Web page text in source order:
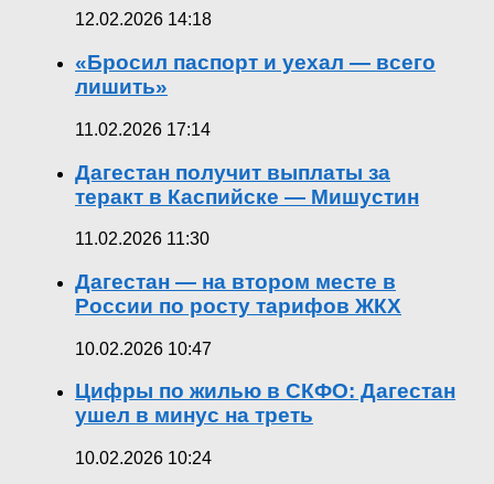
12.02.2026 14:18
«Бросил паспорт и уехал — всего
лишить»
11.02.2026 17:14
Дагестан получит выплаты за
теракт в Каспийске — Мишустин
11.02.2026 11:30
Дагестан — на втором месте в
России по росту тарифов ЖКХ
10.02.2026 10:47
Цифры по жилью в СКФО: Дагестан
ушел в минус на треть
10.02.2026 10:24